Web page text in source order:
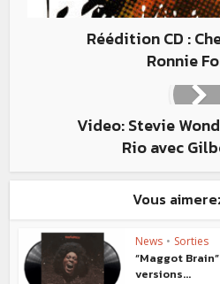
Réédition CD :
Ronnie
Video: Stevie
Rio avec
Vous
News • Sorties
“Maggot
versions...